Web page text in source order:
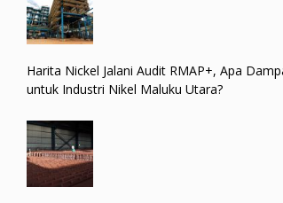
Harita Nickel Jalani Audit RMAP+, Apa
untuk Industri Nikel Maluku Utara?